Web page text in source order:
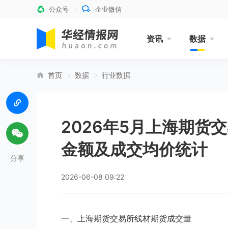
公众号 企业微信
资讯 数据
首页 数据 行业数据
2026年5月上海期货
金额及成交均价统计
2026-06-08 09:22
一、上海期货交易所线材期货成交量
分享